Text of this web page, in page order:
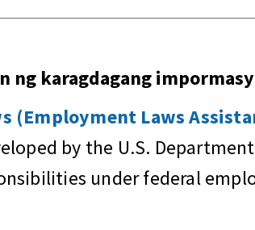
ng karagdagang
(Employment Laws
by the U.S.
under federal